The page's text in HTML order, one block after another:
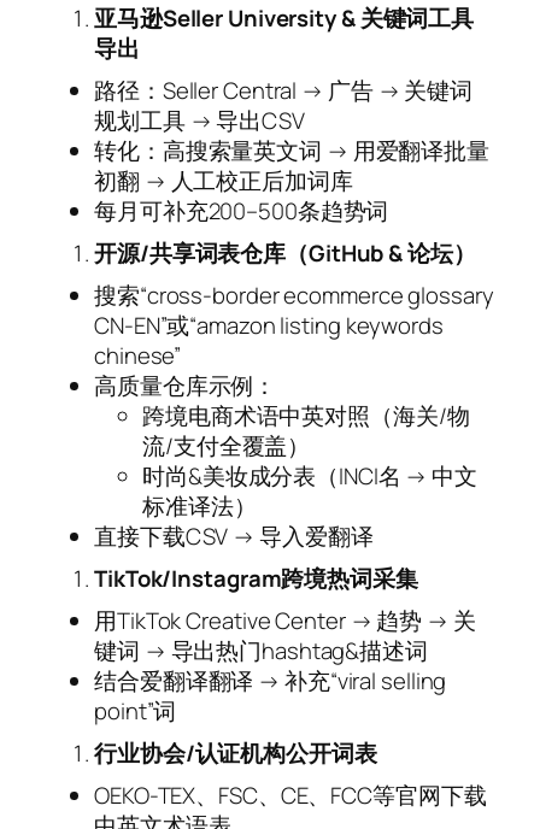
亚马逊Seller University & 关键词工具
导出
路径：Seller Central → 广告 → 关键词
规划工具 → 导出CSV
转化：高搜索量英文词 → 用爱翻译批量
初翻 → 人工校正后加词库
每月可补充200–500条趋势词
开源/共享词表仓库（GitHub & 论坛）
搜索“cross-border ecommerce glossary
CN-EN”或“amazon listing keywords
chinese”
高质量仓库示例：
跨境电商术语中英对照（海关/物
流/支付全覆盖）
时尚&美妆成分表（INCI名 → 中文
标准译法）
直接下载CSV → 导入爱翻译
TikTok/Instagram跨境热词采集
用TikTok Creative Center → 趋势 → 关
键词 → 导出热门hashtag&描述词
结合爱翻译翻译 → 补充“viral selling
point”词
行业协会/认证机构公开词表
OEKO-TEX、FSC、CE、FCC等官网下载